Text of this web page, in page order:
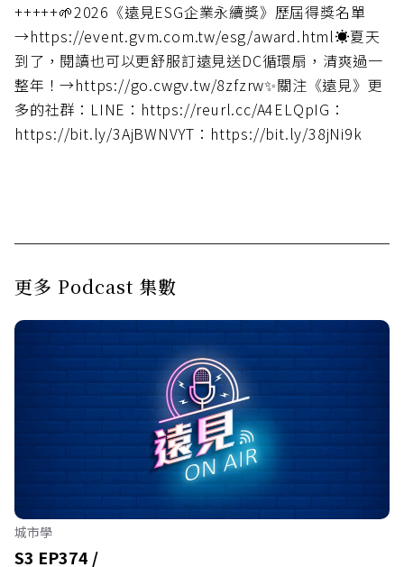
+++++🌱2026《遠見ESG企業永續獎》歷屆得獎名單
→https://event.gvm.com.tw/esg/award.html☀️夏天
到了，閱讀也可以更舒服訂遠見送DC循環扇，清爽過一
整年！→https://go.cwgv.tw/8zfzrw✨關注《遠見》更
多的社群：LINE：https://reurl.cc/A4ELQpIG：
https://bit.ly/3AjBWNVYT：https://bit.ly/38jNi9k
更多 Podcast 集數
城市學
S3 EP374 /